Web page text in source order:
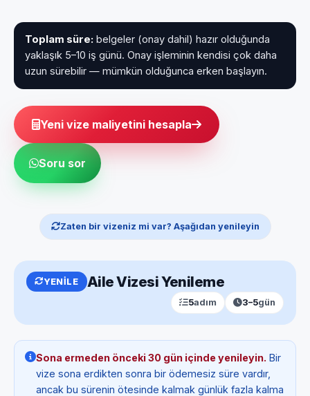
Toplam süre: belgeler (onay dahil) hazır olduğunda
yaklaşık 5–10 iş günü. Onay işleminin kendisi çok daha
uzun sürebilir — mümkün olduğunca erken başlayın.
Yeni vize maliyetini hesapla
Soru sor
Zaten bir vizeniz mi var? Aşağıdan yenileyin
YENILE Aile Vizesi Yenileme
5adım 3–5gün
Sona ermeden önceki 30 gün içinde yenileyin. Bir
vize sona erdikten sonra bir ödemesiz süre vardır,
ancak bu sürenin ötesinde kalmak günlük fazla kalma